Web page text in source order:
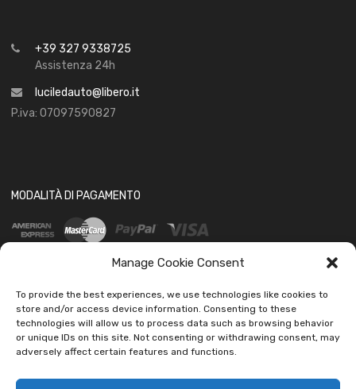
Manage Cookie Consent
To provide the best experiences, we use technologies like cookies to
store and/or access device information. Consenting to these
technologies will allow us to process data such as browsing behavior
or unique IDs on this site. Not consenting or withdrawing consent, may
adversely affect certain features and functions.
+39 327 9338725
Assistenza 24h
luciledauto@libero.it
P.iva: 07097590827
MODALITÀ DI PAGAMENTO
SOCIAL